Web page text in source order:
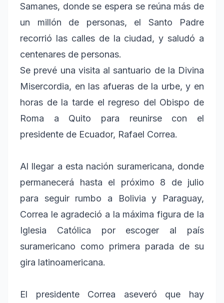
Samanes, donde se espera se reúna más de
un millón de personas, el Santo Padre
recorrió las calles de la ciudad, y saludó a
centenares de personas.
Se prevé una visita al santuario de la Divina
Misercordia, en las afueras de la urbe, y en
horas de la tarde el regreso del Obispo de
Roma a Quito para reunirse con el
presidente de Ecuador, Rafael Correa.
Al llegar a esta nación suramericana, donde
permanecerá hasta el próximo 8 de julio
para seguir rumbo a Bolivia y Paraguay,
Correa le agradeció a la máxima figura de la
Iglesia Católica por escoger al país
suramericano como primera parada de su
gira latinoamericana.
El presidente Correa aseveró que hay